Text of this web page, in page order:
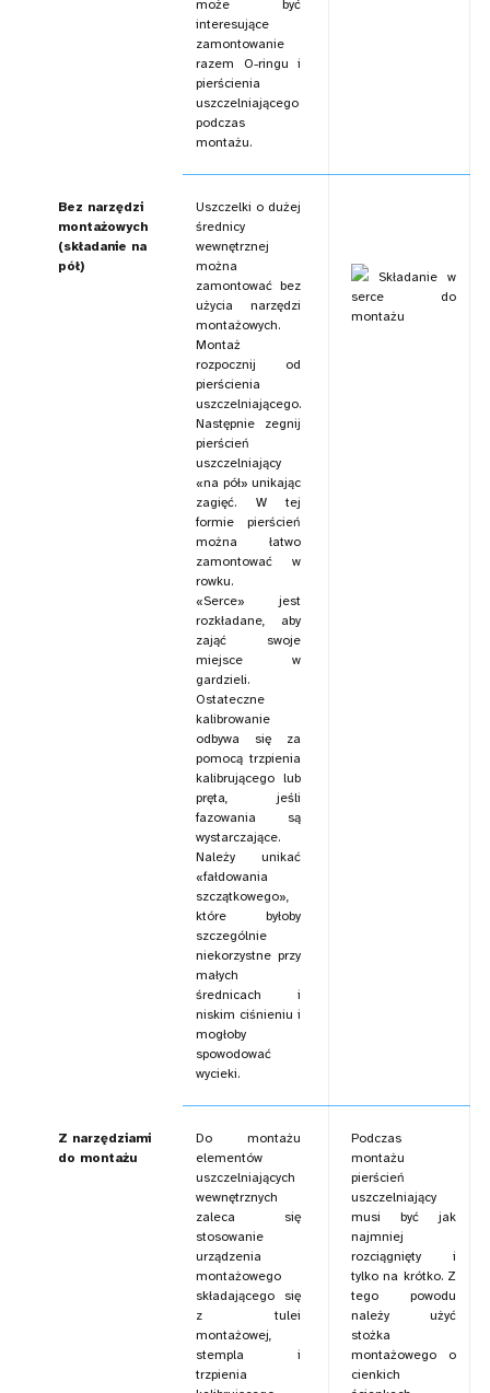
może być
interesujące
zamontowanie
razem O-ringu i
pierścienia
uszczelniającego
podczas
montażu.
Bez narzędzi
montażowych
(składanie na
pół)
Uszczelki o dużej
średnicy
wewnętrznej
można
zamontować bez
użycia narzędzi
montażowych.
Montaż
rozpocznij od
pierścienia
uszczelniającego.
Następnie zegnij
pierścień
uszczelniający
«na pół» unikając
zagięć. W tej
formie pierścień
można łatwo
zamontować w
rowku.
«Serce» jest
rozkładane, aby
zająć swoje
miejsce w
gardzieli.
Ostateczne
kalibrowanie
odbywa się za
pomocą trzpienia
kalibrującego lub
pręta, jeśli
fazowania są
wystarczające.
Należy unikać
«fałdowania
szczątkowego»,
które byłoby
szczególnie
niekorzystne przy
małych
średnicach i
niskim ciśnieniu i
mogłoby
spowodować
wycieki.
Składanie w
serce do
montażu
Z narzędziami
do montażu
Do montażu
elementów
uszczelniających
wewnętrznych
zaleca się
stosowanie
urządzenia
montażowego
składającego się
z tulei
montażowej,
stempla i
trzpienia
Podczas
montażu
pierścień
uszczelniający
musi być jak
najmniej
rozciągnięty i
tylko na krótko. Z
tego powodu
należy użyć
stożka
montażowego o
cienkich